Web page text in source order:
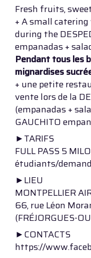
Fresh fruits,
+ A small
during the
empanadas +
Pendant tous les
mignardises
+ une petite
vente lors de la
(empanadas +
GAUCHITO
►TARIFS
FULL PASS 5
étudiants/
►LIEU
MONTPELLIER
66, rue Léon
(FRÉJORGUES-
►CONTACTS
https://